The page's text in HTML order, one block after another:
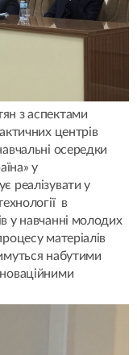
з аспектами
центрів
осередки
у
реалізувати у
в
у навчанні молодих
матеріалів
набутими